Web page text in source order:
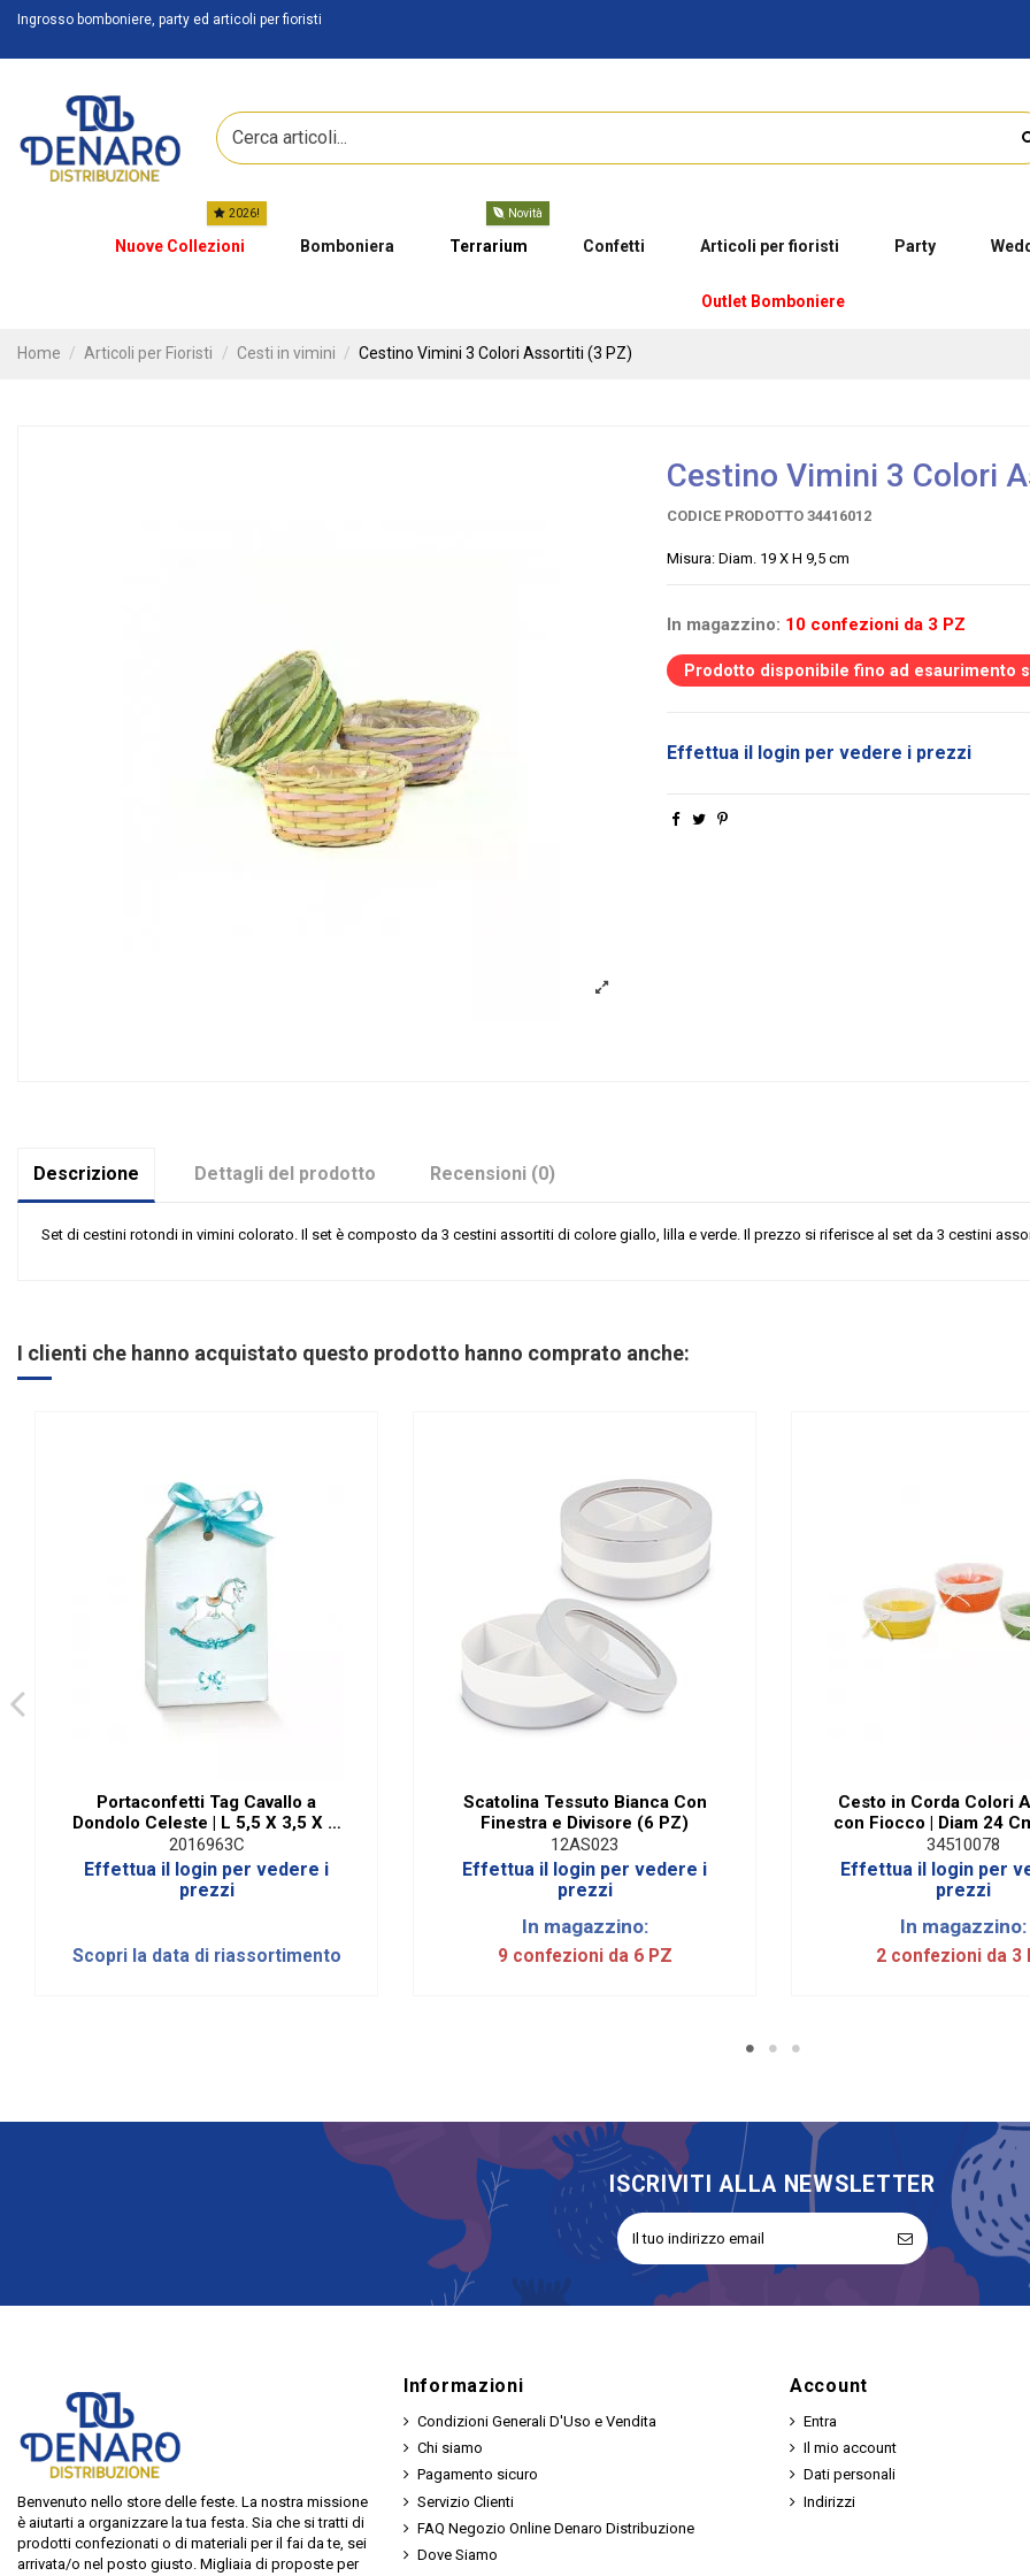
Ingrosso bomboniere, party ed articoli per fioristi
Nuove Collezioni
2026!
Bomboniera Terrarium
Novità
Confetti Articoli per fioristi Party
Outlet Bomboniere
Home Articoli per Fioristi Cesti in vimini Cestino Vimini 3 Colori Assortiti (3 PZ)
Cestino Vimini 3 Colori
CODICE PRODOTTO 34416012
Misura: Diam. 19 X H 9,5 cm
In magazzino: 10 confezioni da 3 PZ
Prodotto disponibile fino ad esaurimento
Effettua il login per vedere i prezzi
Descrizione Dettagli del prodotto Recensioni (0)
Set di cestini rotondi in vimini colorato. Il set è composto da 3 cestini assortiti di colore giallo, lilla e verde. Il prezzo si riferisce al set da 3 cestini
I clienti che hanno acquistato questo prodotto hanno comprato anche:
Portaconfetti Tag Cavallo a
Dondolo Celeste | L 5,5 X 3,5 X H
10 Cm (10 PZ)
2016963C
Effettua il login per vedere i
prezzi
Scopri la data di riassortimento
Scatolina Tessuto Bianca Con
Finestra e Divisore (6 PZ)
12AS023
Effettua il login per vedere i
prezzi
In magazzino:
9 confezioni da 6 PZ
Cesto in Corda Colori
con Fiocco | Diam 24
34510078
Effettua il login per
prezzi
In magazzino:
2 confezioni da 3
ISCRIVITI ALLA NEWSLETTER
Benvenuto nello store delle feste. La nostra missione
è aiutarti a organizzare la tua festa. Sia che si tratti di
prodotti confezionati o di materiali per il fai da te, sei
arrivata/o nel posto giusto. Migliaia di proposte per
Informazioni
Condizioni Generali D'Uso e Vendita
Chi siamo
Pagamento sicuro
Servizio Clienti
FAQ Negozio Online Denaro Distribuzione
Dove Siamo
Account
Entra
Il mio account
Dati personali
Indirizzi